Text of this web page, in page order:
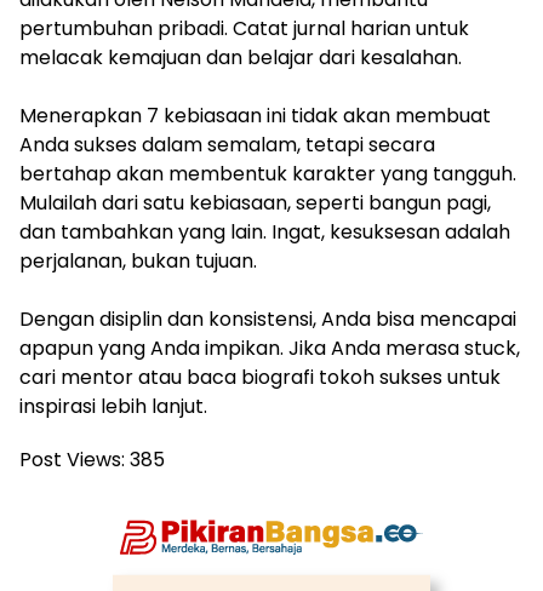
pertumbuhan pribadi. Catat jurnal harian untuk
melacak kemajuan dan belajar dari kesalahan.
Menerapkan 7 kebiasaan ini tidak akan membuat
Anda sukses dalam semalam, tetapi secara
bertahap akan membentuk karakter yang tangguh.
Mulailah dari satu kebiasaan, seperti bangun pagi,
dan tambahkan yang lain. Ingat, kesuksesan adalah
perjalanan, bukan tujuan.
Dengan disiplin dan konsistensi, Anda bisa mencapai
apapun yang Anda impikan. Jika Anda merasa stuck,
cari mentor atau baca biografi tokoh sukses untuk
inspirasi lebih lanjut.
Post Views: 385